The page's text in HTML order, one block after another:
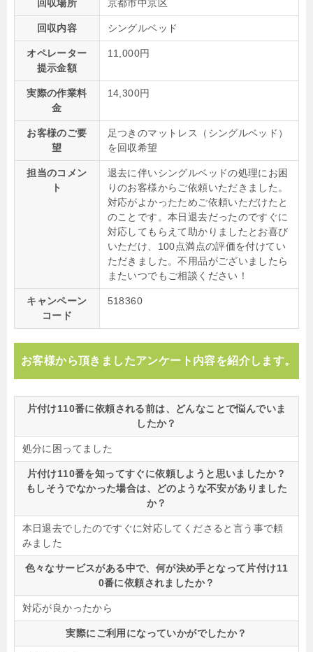
回収場所 京都市中京区
回収内容 シングルベッド
オペレーター
提示金額
11,000円
実際の作業料
金
14,300円
お客様のご要
望
足つきのマットレス（シングルベッド）
を回収希望
担当のコメン
ト
退去に伴いシングルベッドの処理にお困
りのお客様からご依頼いただきました。
対応がよかったためご依頼いただけたと
のことです。本日退去だったのですぐに
対応してもらえて助かりましたとお喜び
いただけ、100点満点の評価を付けてい
ただきました。不用品がございましたら
またいつでもご相談ください！
キャンペーン
コード
518360
お客様から頂きましたアンケート内容を紹介します。
片付け110番に依頼される前は、どんなことで悩んでいま
したか？
処分に困ってました
片付け110番を知ってすぐに依頼しようと思いましたか？
もしそうでなかった場合は、どのような不安がありました
か？
本日退去でしたのですぐに対応してくださると言う事で頼
みました
色々なサービスがある中で、何が決め手となって片付け11
0番に依頼されましたか？
対応が良かったから
実際にご利用になっていかがでしたか？